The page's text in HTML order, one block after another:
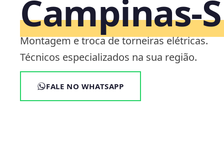
Montagem e troca de torneiras elétricas.
Técnicos especializados na sua região.
FALE NO WHATSAPP